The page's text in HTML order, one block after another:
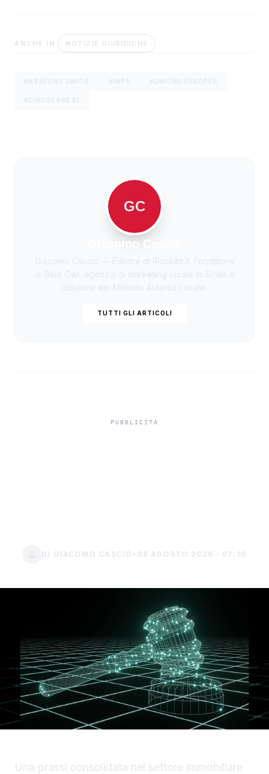
ANCHE IN NOTIZIE GIURIDICHE
GC
Giacomo Cascio
TUTTI GLI ARTICOLI
DI GIACOMO CASCIO • 08 AGOSTO 2026 · 07:10
Una prassi consolidata nel settore immobiliare